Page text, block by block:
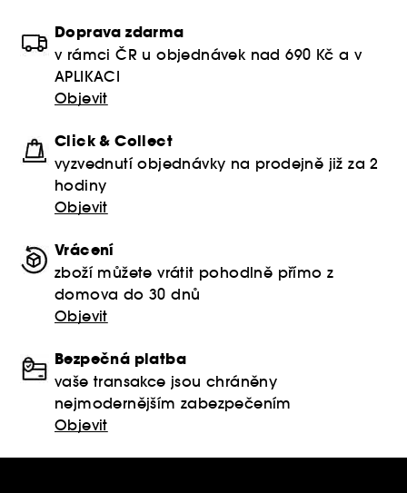
Doprava zdarma
v rámci ČR u objednávek nad 690 Kč a v
APLIKACI
Objevit
Click & Collect
vyzvednutí objednávky na prodejně již za 2
hodiny
Objevit
Vrácení
zboží můžete vrátit pohodlně přímo z
domova do 30 dnů
Objevit
Bezpečná platba
vaše transakce jsou chráněny
nejmodernějším zabezpečením
Objevit